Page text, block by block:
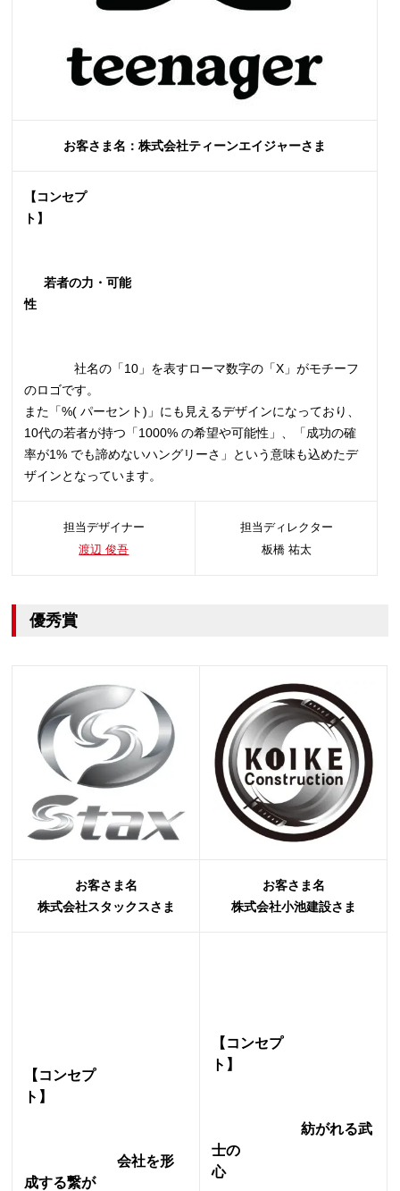
お客さま名：株式会社ティーンエイジャーさま
【コンセプ
ト】
若者の力・可能
性
社名の「10」を表すローマ数字の「X」がモチーフ
のロゴです。
また「%( パーセント)」にも見えるデザインになっており、
10代の若者が持つ「1000% の希望や可能性」、「成功の確
率が1% でも諦めないハングリーさ」という意味も込めたデ
ザインとなっています。
担当デザイナー
渡辺 俊吾
担当ディレクター
板橋 祐太
優秀賞
お客さま名
株式会社スタックスさま
お客さま名
株式会社小池建設さま
【コンセプ
ト】
会社を形
成する繋が
【コンセプ
ト】
紡がれる武
士の
心